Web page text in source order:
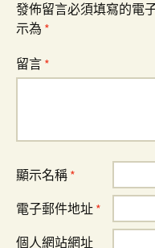
發佈留言必須填寫的電
示為 *
留言 *
顯示名稱 *
電子郵件地址 *
個人網站網址